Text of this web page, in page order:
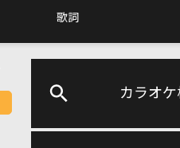
歌詞
カラオケ